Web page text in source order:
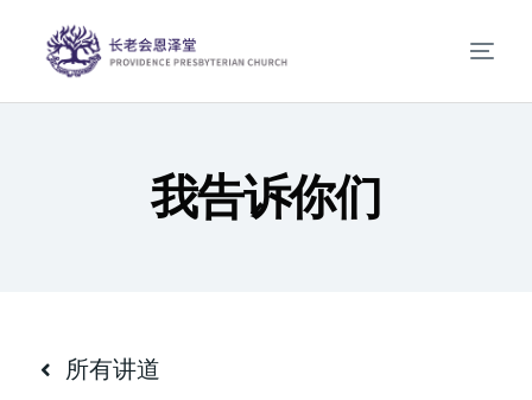
我告诉你们
所有讲道